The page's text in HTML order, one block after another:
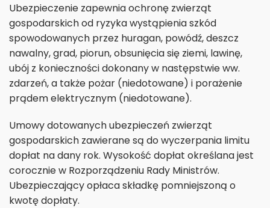
Ubezpieczenie zapewnia ochronę zwierząt
gospodarskich od ryzyka wystąpienia szkód
spowodowanych przez huragan, powódź, deszcz
nawalny, grad, piorun, obsunięcia się ziemi, lawinę,
ubój z konieczności dokonany w następstwie ww.
zdarzeń, a także pożar (niedotowane) i porażenie
prądem elektrycznym (niedotowane).
Umowy dotowanych ubezpieczeń zwierząt
gospodarskich zawierane są do wyczerpania limitu
dopłat na dany rok. Wysokość dopłat określana jest
corocznie w Rozporządzeniu Rady Ministrów.
Ubezpieczający opłaca składkę pomniejszoną o
kwotę dopłaty.